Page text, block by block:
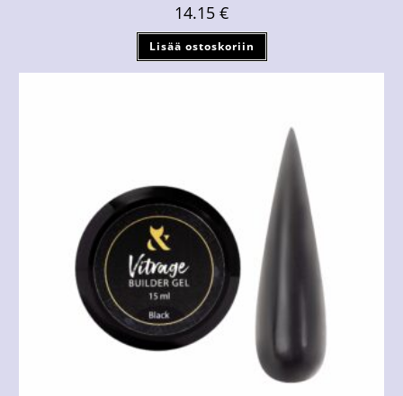
14.15 €
Lisää ostoskoriin